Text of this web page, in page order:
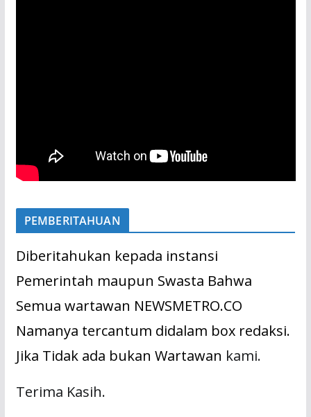
PEMBERITAHUAN
Diberitahukan kepada instansi
Pemerintah maupun Swasta Bahwa
Semua wartawan NEWSMETRO.CO
Namanya tercantum didalam box redaksi.
Jika Tidak ada bukan Wartawan kami.
Terima Kasih.